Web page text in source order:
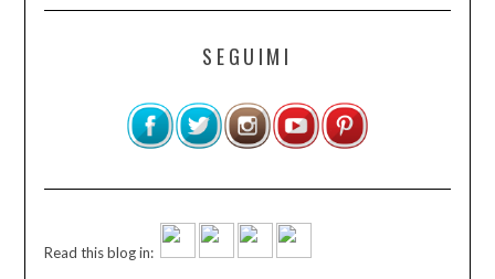
SEGUIMI
Read this blog in: